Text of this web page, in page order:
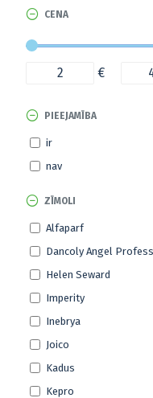
CENA
€
ZĪMOLI
Alfaparf
Dancoly Angel
Helen Seward
Imperity
Inebrya
Joico
Kadus
Kepro
PIEEJAMĪBA
ir
nav